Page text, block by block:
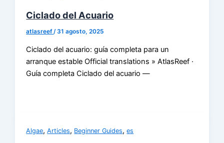
Ciclado del Acuario
atlasreef/31 agosto, 2025
Ciclado del acuario: guía completa para un
arranque estable Official translations » AtlasReef ·
Guía completa Ciclado del acuario —
Algae,Articles, Beginner Guides,es